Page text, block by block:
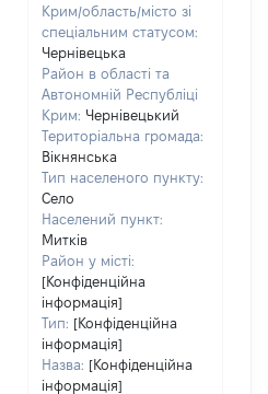
Крим/область/місто зі
спеціальним статусом:
Чернівецька
Район в області та
Автономній Республіці
Крим: Чернівецький
Територіальна громада:
Вікнянська
Тип населеного пункту:
Село
Населений пункт:
Митків
Район у місті:
[Конфіденційна
інформація]
Тип: [Конфіденційна
інформація]
Назва: [Конфіденційна
інформація]